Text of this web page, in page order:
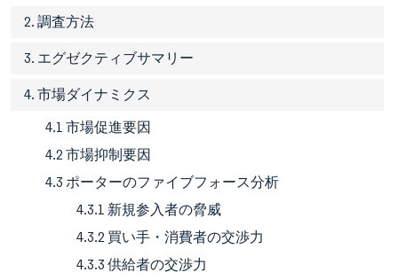
2. 調査方法
3. エグゼクティブサマリー
4. 市場ダイナミクス
4.1 市場促進要因
4.2 市場抑制要因
4.3 ポーターのファイブフォース分析
4.3.1 新規参入者の脅威
4.3.2 買い手・消費者の交渉力
4.3.3 供給者の交渉力